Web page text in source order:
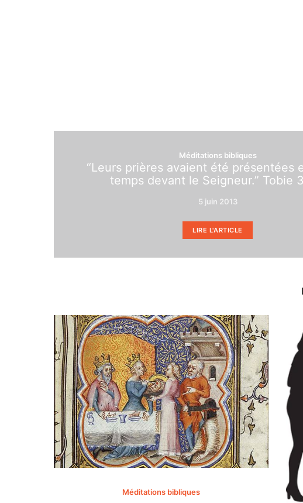
Méditations bibliques
“Leurs prières avaient été présentées
temps devant le Seigneur.” Tobie
5 juin 2013
LIRE L'ARTICLE
Méditations bibliques